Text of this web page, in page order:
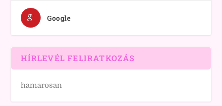
Google
HÍRLEVÉL FELIRATKOZÁS
hamarosan